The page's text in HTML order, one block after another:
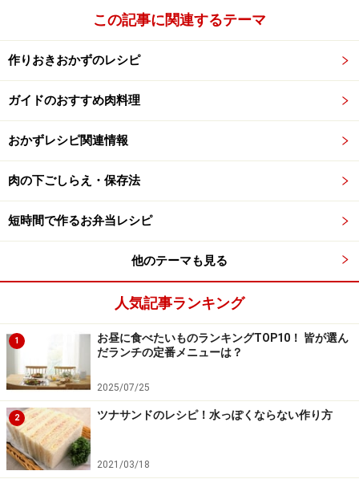
この記事に関連するテーマ
作りおきおかずのレシピ
ガイドのおすすめ肉料理
おかずレシピ関連情報
肉の下ごしらえ・保存法
短時間で作るお弁当レシピ
他のテーマも見る
人気記事ランキング
1
お昼に食べたいものランキングTOP10！ 皆が選ん
だランチの定番メニューは？
2025/07/25
2 ツナサンドのレシピ！水っぽくならない作り方
2021/03/18